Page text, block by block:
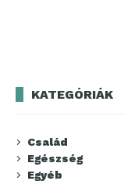
KATEGÓRIÁK
Család
Egészség
Egyéb